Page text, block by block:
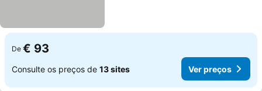
De € 93
Consulte os preços de 13 sites Ver preços